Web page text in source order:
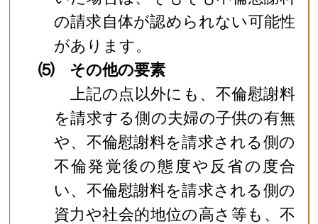
の請求自体が認められない可能性
があります。
⑸ その他の要素
上記の点以外にも、不倫慰謝料
を請求する側の夫婦の子供の有無
や、不倫慰謝料を請求される側の
不倫発覚後の態度や反省の度合
い、不倫慰謝料を請求される側の
資力や社会的地位の高さ等も、不